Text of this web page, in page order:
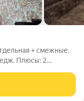
+ смежные.
2
пыли с дороги).